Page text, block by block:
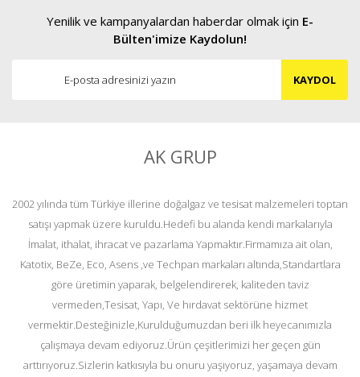
Yenilik ve kampanyalardan haberdar olmak için E-
Bülten'imize Kaydolun!
KAYDOL
AK GRUP
2002 yılında tüm Türkiye illerine doğalgaz ve tesisat malzemeleri toptan
satışı yapmak üzere kuruldu.Hedefi bu alanda kendi markalarıyla
İmalat, ithalat, ihracat ve pazarlama Yapmaktır.Firmamıza ait olan,
Katotix, BeZe, Eco, Asens ,ve Techpan markaları altında,Standartlara
göre üretimin yaparak, belgelendirerek, kaliteden taviz
vermeden,Tesisat, Yapı, Ve hırdavat sektörüne hizmet
vermektir.Desteğinizle,Kurulduğumuzdan beri ilk heyecanımızla
çalışmaya devam ediyoruz.Ürün çeşitlerimizi her geçen gün
arttırıyoruz.Sizlerin katkısıyla bu onuru yaşıyoruz, yaşamaya devam